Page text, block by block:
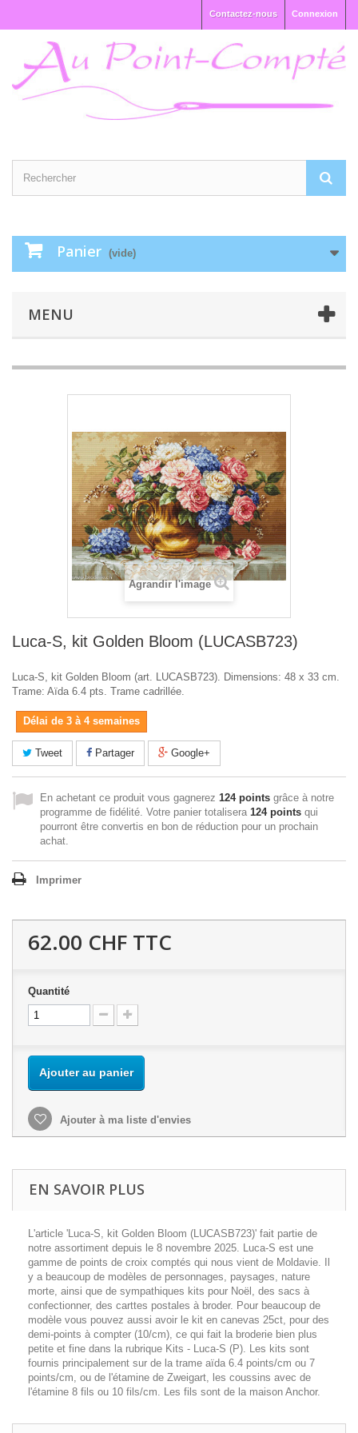
Connexion
Contactez-nous
Panier (vide)
MENU
Agrandir l'image
Luca-S, kit Golden Bloom (LUCASB723)
Luca-S, kit Golden Bloom (art. LUCASB723). Dimensions: 48 x 33 cm.
Trame: Aïda 6.4 pts. Trame cadrillée.
Délai de 3 à 4 semaines
Tweet Partager Google+
En achetant ce produit vous gagnerez 124 points grâce à notre
programme de fidélité. Votre panier totalisera 124 points qui
pourront être convertis en bon de réduction pour un prochain
achat.
Imprimer
62.00 CHF TTC
Quantité
Ajouter au panier
Ajouter à ma liste d'envies
EN SAVOIR PLUS
L'article 'Luca-S, kit Golden Bloom (LUCASB723)' fait partie de
notre assortiment depuis le 8 novembre 2025. Luca-S est une
gamme de points de croix comptés qui nous vient de Moldavie. Il
y a beaucoup de modèles de personnages, paysages, nature
morte, ainsi que de sympathiques kits pour Noël, des sacs à
confectionner, des carttes postales à broder. Pour beaucoup de
modèle vous pouvez aussi avoir le kit en canevas 25ct, pour des
demi-points à compter (10/cm), ce qui fait la broderie bien plus
petite et fine dans la rubrique Kits - Luca-S (P). Les kits sont
fournis principalement sur de la trame aïda 6.4 points/cm ou 7
points/cm, ou de l'étamine de Zweigart, les coussins avec de
l'étamine 8 fils ou 10 fils/cm. Les fils sont de la maison Anchor.